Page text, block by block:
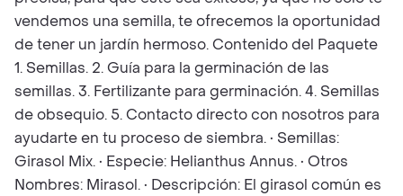
vendemos una semilla, te ofrecemos la oportunidad
de tener un jardín hermoso. Contenido del Paquete
1. Semillas. 2. Guía para la germinación de las
semillas. 3. Fertilizante para germinación. 4. Semillas
de obsequio. 5. Contacto directo con nosotros para
ayudarte en tu proceso de siembra. • Semillas:
Girasol Mix. • Especie: Helianthus Annus. • Otros
Nombres: Mirasol. • Descripción: El girasol común es